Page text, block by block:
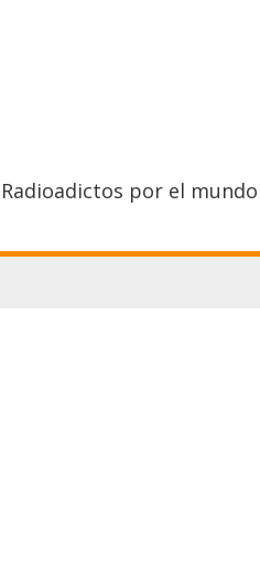
Radioadictos por el mundo